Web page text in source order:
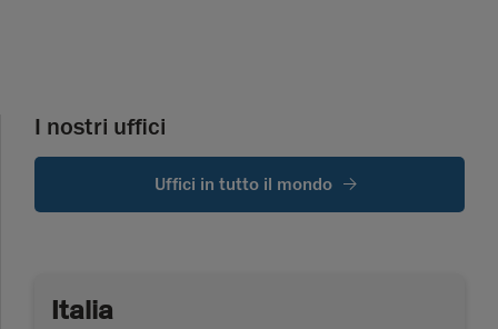
I nostri uffici
Uffici in tutto il mondo
Italia